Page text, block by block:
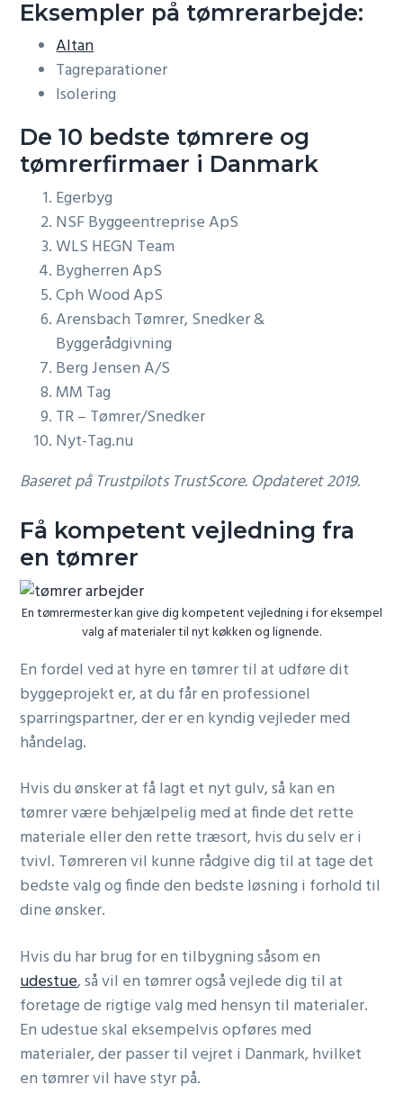
Eksempler på tømrerarbejde:
Altan
Tagreparationer
Isolering
De 10 bedste tømrere og
tømrerfirmaer i Danmark
Egerbyg
NSF Byggeentreprise ApS
WLS HEGN Team
Bygherren ApS
Cph Wood ApS
Arensbach Tømrer, Snedker &
Byggerådgivning
Berg Jensen A/S
MM Tag
TR – Tømrer/Snedker
Nyt-Tag.nu
Baseret på Trustpilots TrustScore. Opdateret 2019.
Få kompetent vejledning fra
en tømrer
En tømrermester kan give dig kompetent vejledning i for eksempel
valg af materialer til nyt køkken og lignende.
En fordel ved at hyre en tømrer til at udføre dit
byggeprojekt er, at du får en professionel
sparringspartner, der er en kyndig vejleder med
håndelag.
Hvis du ønsker at få lagt et nyt gulv, så kan en
tømrer være behjælpelig med at finde det rette
materiale eller den rette træsort, hvis du selv er i
tvivl. Tømreren vil kunne rådgive dig til at tage det
bedste valg og finde den bedste løsning i forhold til
dine ønsker.
Hvis du har brug for en tilbygning såsom en
udestue, så vil en tømrer også vejlede dig til at
foretage de rigtige valg med hensyn til materialer.
En udestue skal eksempelvis opføres med
materialer, der passer til vejret i Danmark, hvilket
en tømrer vil have styr på.